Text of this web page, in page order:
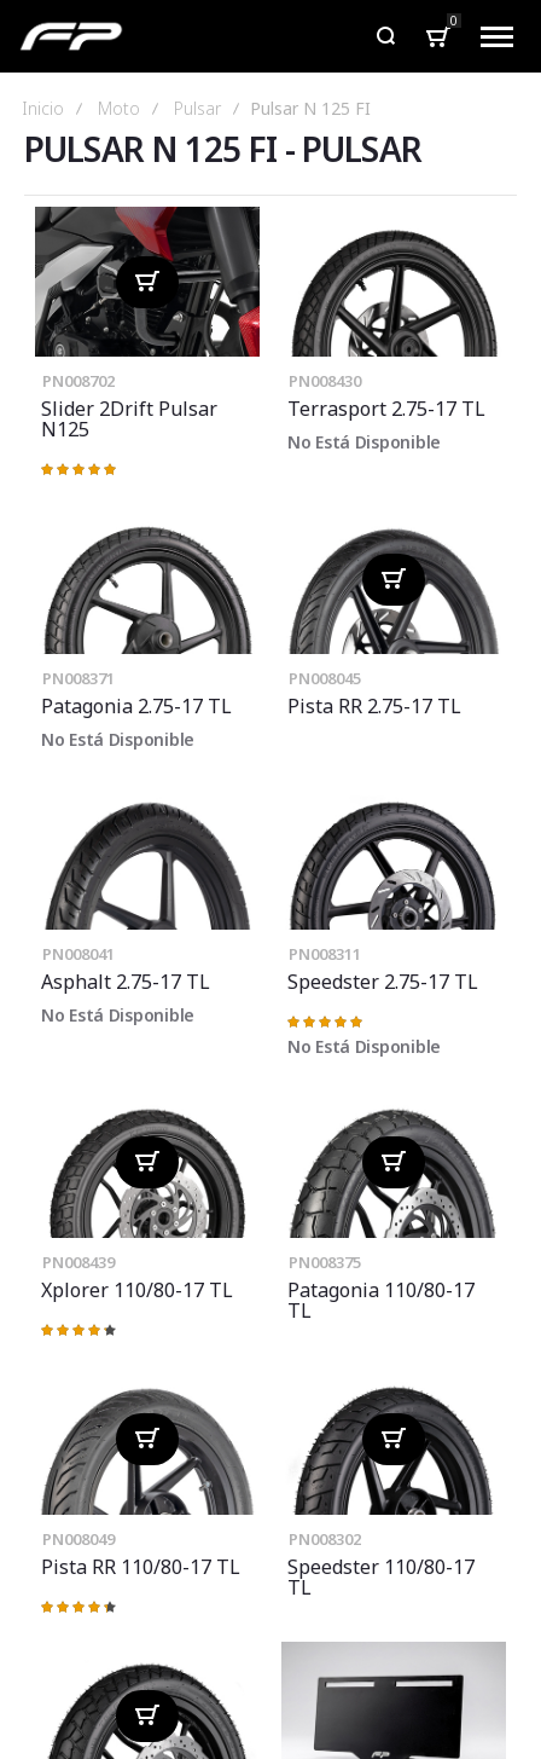
0
Inicio Moto Pulsar Pulsar N 125 FI
PULSAR N 125 FI - PULSAR
PN008702
Slider 2Drift Pulsar
N125
Valoración:
PN008430
Terrasport 2.75-17 TL
No Está Disponible
PN008371
Patagonia 2.75-17 TL
No Está Disponible
PN008045
Pista RR 2.75-17 TL
PN008041
Asphalt 2.75-17 TL
No Está Disponible
PN008311
Speedster 2.75-17 TL
Valoración:
100%
No Está Disponible
PN008439
Xplorer 110/80-17 TL
Valoración:
PN008375
Patagonia 110/80-17
TL
PN008049
Pista RR 110/80-17 TL
Valoración:
PN008302
Speedster 110/80-17
TL